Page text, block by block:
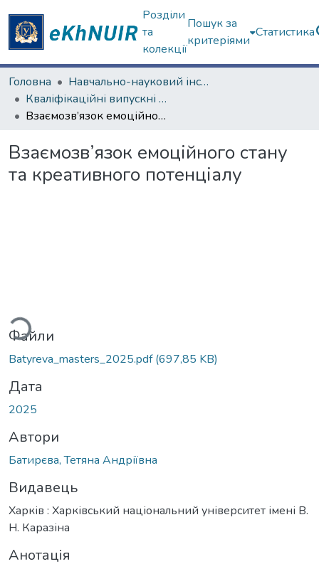
Розділи
та
колекції
Пошук за
критеріями
Статистика
Головна
Навчально-науковий інститут «Українська інженерно-педагогічна академія»
Кваліфікаційні випускні роботи магістрів. Навчально-науковий інститут «Українська інженерно-педагогічна академія»
Взаємозв’язок емоційного стану та креативного потенціалу
Взаємозв’язок емоційного стану
та креативного потенціалу
Файли
Batyreva_masters_2025.pdf(697,85 KB)
Дата
2025
Автори
Батирєва, Тетяна Андріївна
Видавець
Харків : Харківський національний університет імені В.
Н. Каразіна
Анотація